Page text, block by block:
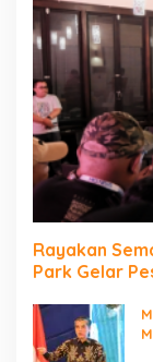
Rayakan
Park Gelar